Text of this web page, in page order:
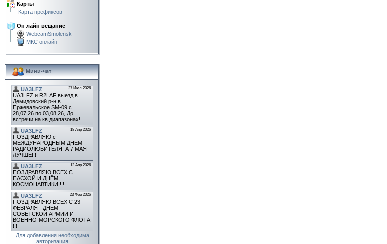
Карты
Карта префиксов
Он лайн вещание
WebcamSmolensk
МКС онлайн
Мини-чат
Для добавления необходима
авторизация